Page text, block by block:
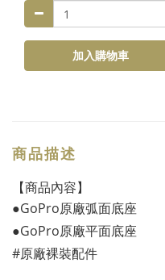
加入購物車
商品描述
【商品內容】
●GoPro原廠弧面底座
●GoPro原廠平面底座
#原廠裸裝配件